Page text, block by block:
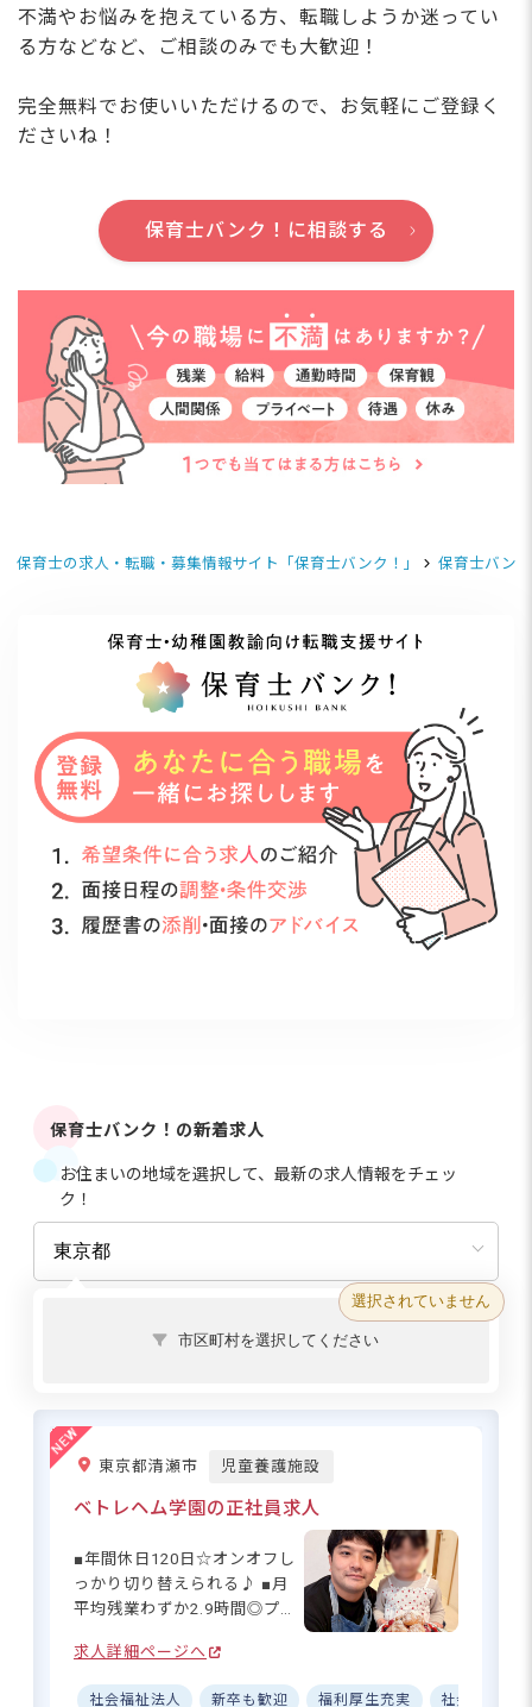
不満やお悩みを抱えている方、転職しようか迷ってい
る方などなど、ご相談のみでも大歓迎！
完全無料でお使いいただけるので、お気軽にご登録く
ださいね！
保育士バンク！に相談する
保育士の求人・転職・募集情報サイト「保育士バンク！」 保育士バン
保育士バンク！の新着求人
お住まいの地域を選択して、最新の求人情報をチェッ
ク！
選択されていません
市区町村を選択してください
東京都清瀬市 児童養護施設
ベトレヘム学園の正社員求人
■年間休日120日☆オンオフし
っかり切り替えられる♪ ■月
平均残業わずか2.9時間◎プラ
賞与4.4カ月分♪しっかり稼げ
る環境◎ ■マイカー・自転車
求人詳細ページへ
社会福祉法人 新卒も歓迎 福利厚生充実 社会保険完